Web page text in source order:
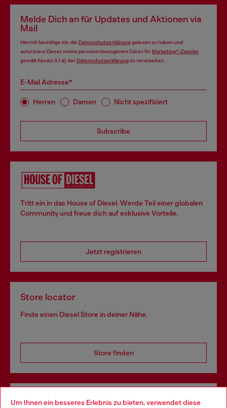
Um Ihnen ein besseres Erlebnis zu bieten, verwendet diese
Melde Dich an für Updates und Aktionen via
Mail
Hiermit bestätige ich, die Datenschutzerklärunggelesen zu haben und
autorisiere Diesel, meine personenbezogenen Daten fürMarketing*-Zwecke
gemäß Absatz 3.1 d) derDatenschutzerklärungzu verarbeiten.
E-Mail Adresse*
Herren Damen Nicht spezifiziert
Subscribe
Tritt ein in das House of Diesel. Werde Teil einer globalen
Community und freue dich auf exklusive Vorteile.
Jetzt registrieren
Store locator
Finde einen Diesel Store in deiner Nähe.
Store finden
Omnichannel-Services